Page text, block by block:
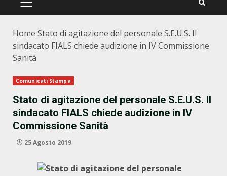
PRIMÄRES
Home Stato di agitazione del personale S.E.U.S. Il
sindacato FIALS chiede audizione in IV Commissione
Sanità
Comunicati Stampa
Stato di agitazione del personale S.E.U.S. Il
sindacato FIALS chiede audizione in IV
Commissione Sanità
25 Agosto 2019